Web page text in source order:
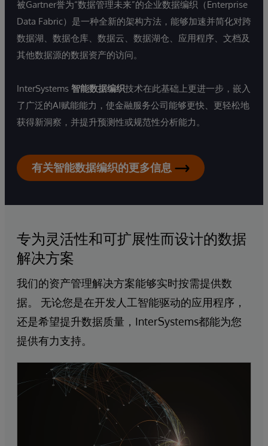
被Gartner誉为“数据管理未来”的企业数据编织（Enterprise
Data Fabric）是一种全新的架构方法，能够加速并简化对跨
数据湖、数据仓库、数据云、数据湖仓、应用程序、文档及
其他数据源的数据资产的访问。
InterSystems 智能数据编织技术在此基础上更进一步，嵌入
了广泛的AI赋能能力，使金融服务公司能够更快、更轻松地
获得新洞察，并提升预测性或规范性分析能力。
有关智能数据编织的更多信息
专为灵活性和可扩展性而设计的数据
解决方案
我们的资产管理解决方案能够实时按需提供数
据。 无论您是在开发人工智能驱动的应用程序，
还是希望提升数据质量，InterSystems都能为您
提供有力支持。